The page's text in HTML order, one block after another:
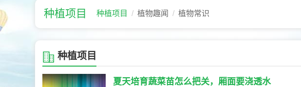
种植项目 种植项目 植物趣闻 植物常识
种植项目
夏天培育蔬菜苗怎么把关，厢面要浇透水